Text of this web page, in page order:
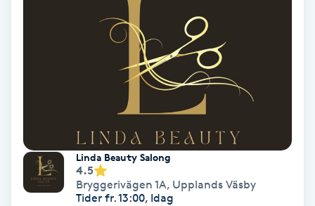
Hot yoga
Hudföryngring
Linda Beauty Salong
4.5
Bryggerivägen 1A, Upplands Väsby
Tider fr. 13:00, Idag